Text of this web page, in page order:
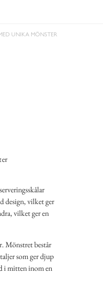
UNIKA MÖNSTER
design, vilket ger
vilket ger en
Mönstret består
som ger djup
i mitten inom en